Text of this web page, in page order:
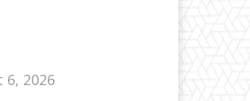
6, 2026